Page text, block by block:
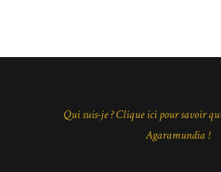
Qui suis-je ? Clique ici pour savoir
Agaramundia !